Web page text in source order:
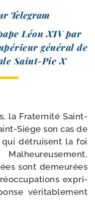
Telegram
Léon XIV par
géné­ral de
Saint-​Pie X
la Fraternité Saint-​
​Siège son cas de
détruisent la foi
sont demeu­rées
expri­
véri­ta­ble­ment